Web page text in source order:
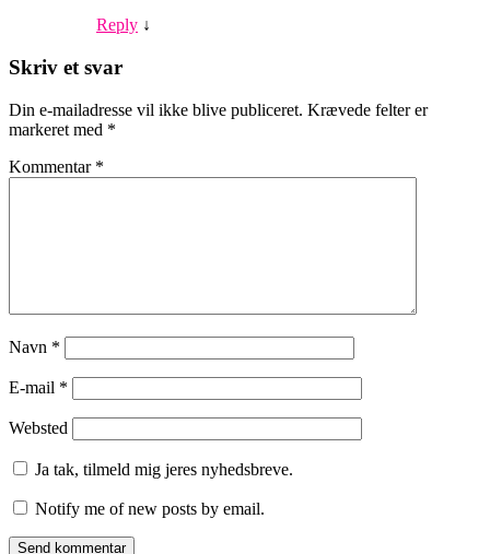
Reply ↓
Skriv et svar
Din e-mailadresse vil ikke blive publiceret. Krævede felter er
markeret med *
Kommentar *
Navn *
E-mail *
Websted
Ja tak, tilmeld mig jeres nyhedsbreve.
Notify me of new posts by email.